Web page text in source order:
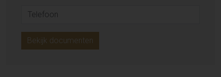
Bekijk documenten